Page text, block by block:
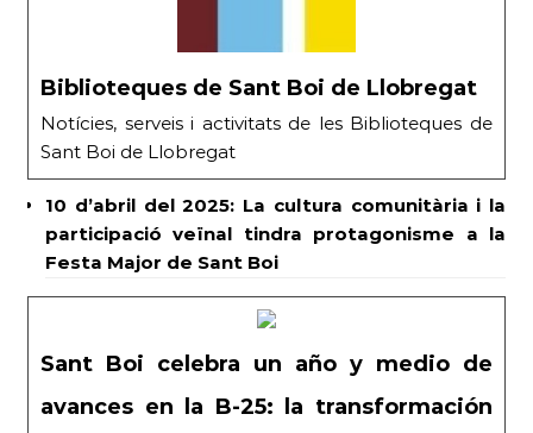
Biblioteques de Sant Boi de Llobregat
Notícies, serveis i activitats de les Biblioteques de
Sant Boi de Llobregat
10 d’abril del 2025: La cultura comunitària i la
participació veïnal tindra protagonisme a la
Festa Major de Sant Boi
Sant Boi celebra un año y medio de
avances en la B-25: la transformación